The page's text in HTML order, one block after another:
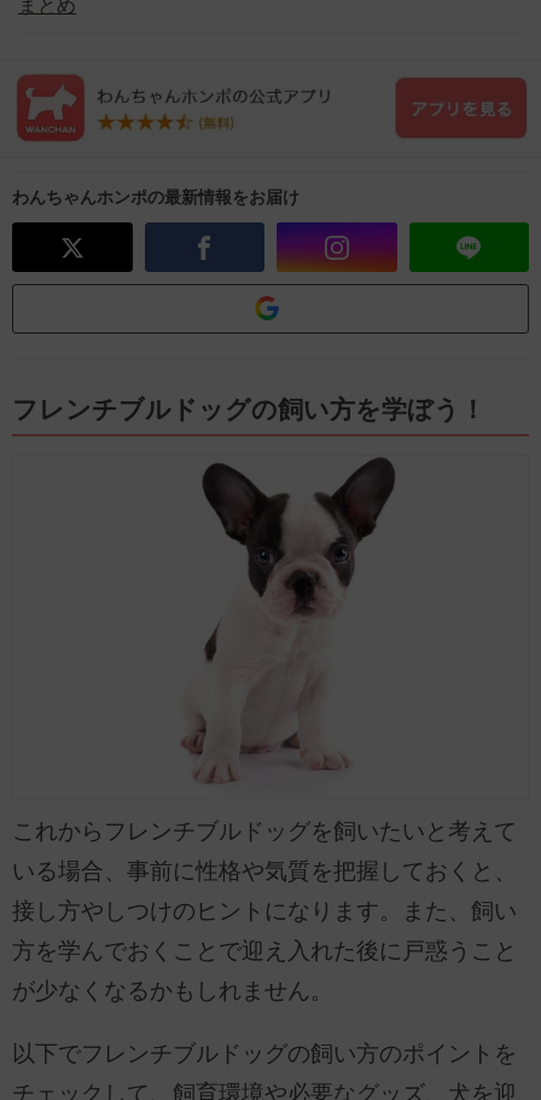
まとめ
わんちゃんホンポの最新情報をお届け
フレンチブルドッグの飼い方を学ぼう！
これからフレンチブルドッグを飼いたいと考えて
いる場合、事前に性格や気質を把握しておくと、
接し方やしつけのヒントになります。また、飼い
方を学んでおくことで迎え入れた後に戸惑うこと
が少なくなるかもしれません。
以下でフレンチブルドッグの飼い方のポイントを
チェックして、飼育環境や必要なグッズ、犬を迎